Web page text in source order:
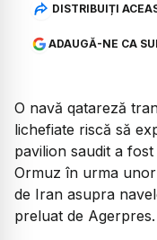
DISTRIBUIȚI
ADAUGĂ-NE CA
O navă qatareză
lichefiate riscă să
pavilion saudit a
Ormuz în urma
de Iran asupra
preluat de Agerpres.